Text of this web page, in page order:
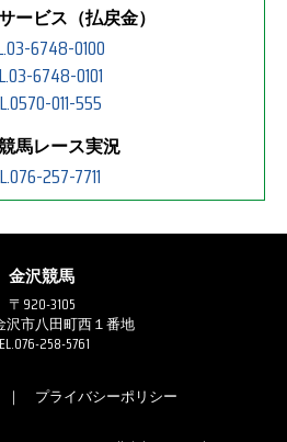
ービス（払戻金）
6748-0100
6748-0101
011-555
馬レース実況
257-7711
金沢競馬
〒920-3105
沢市八田町西１番地
258-5761
プライバシーポリシー